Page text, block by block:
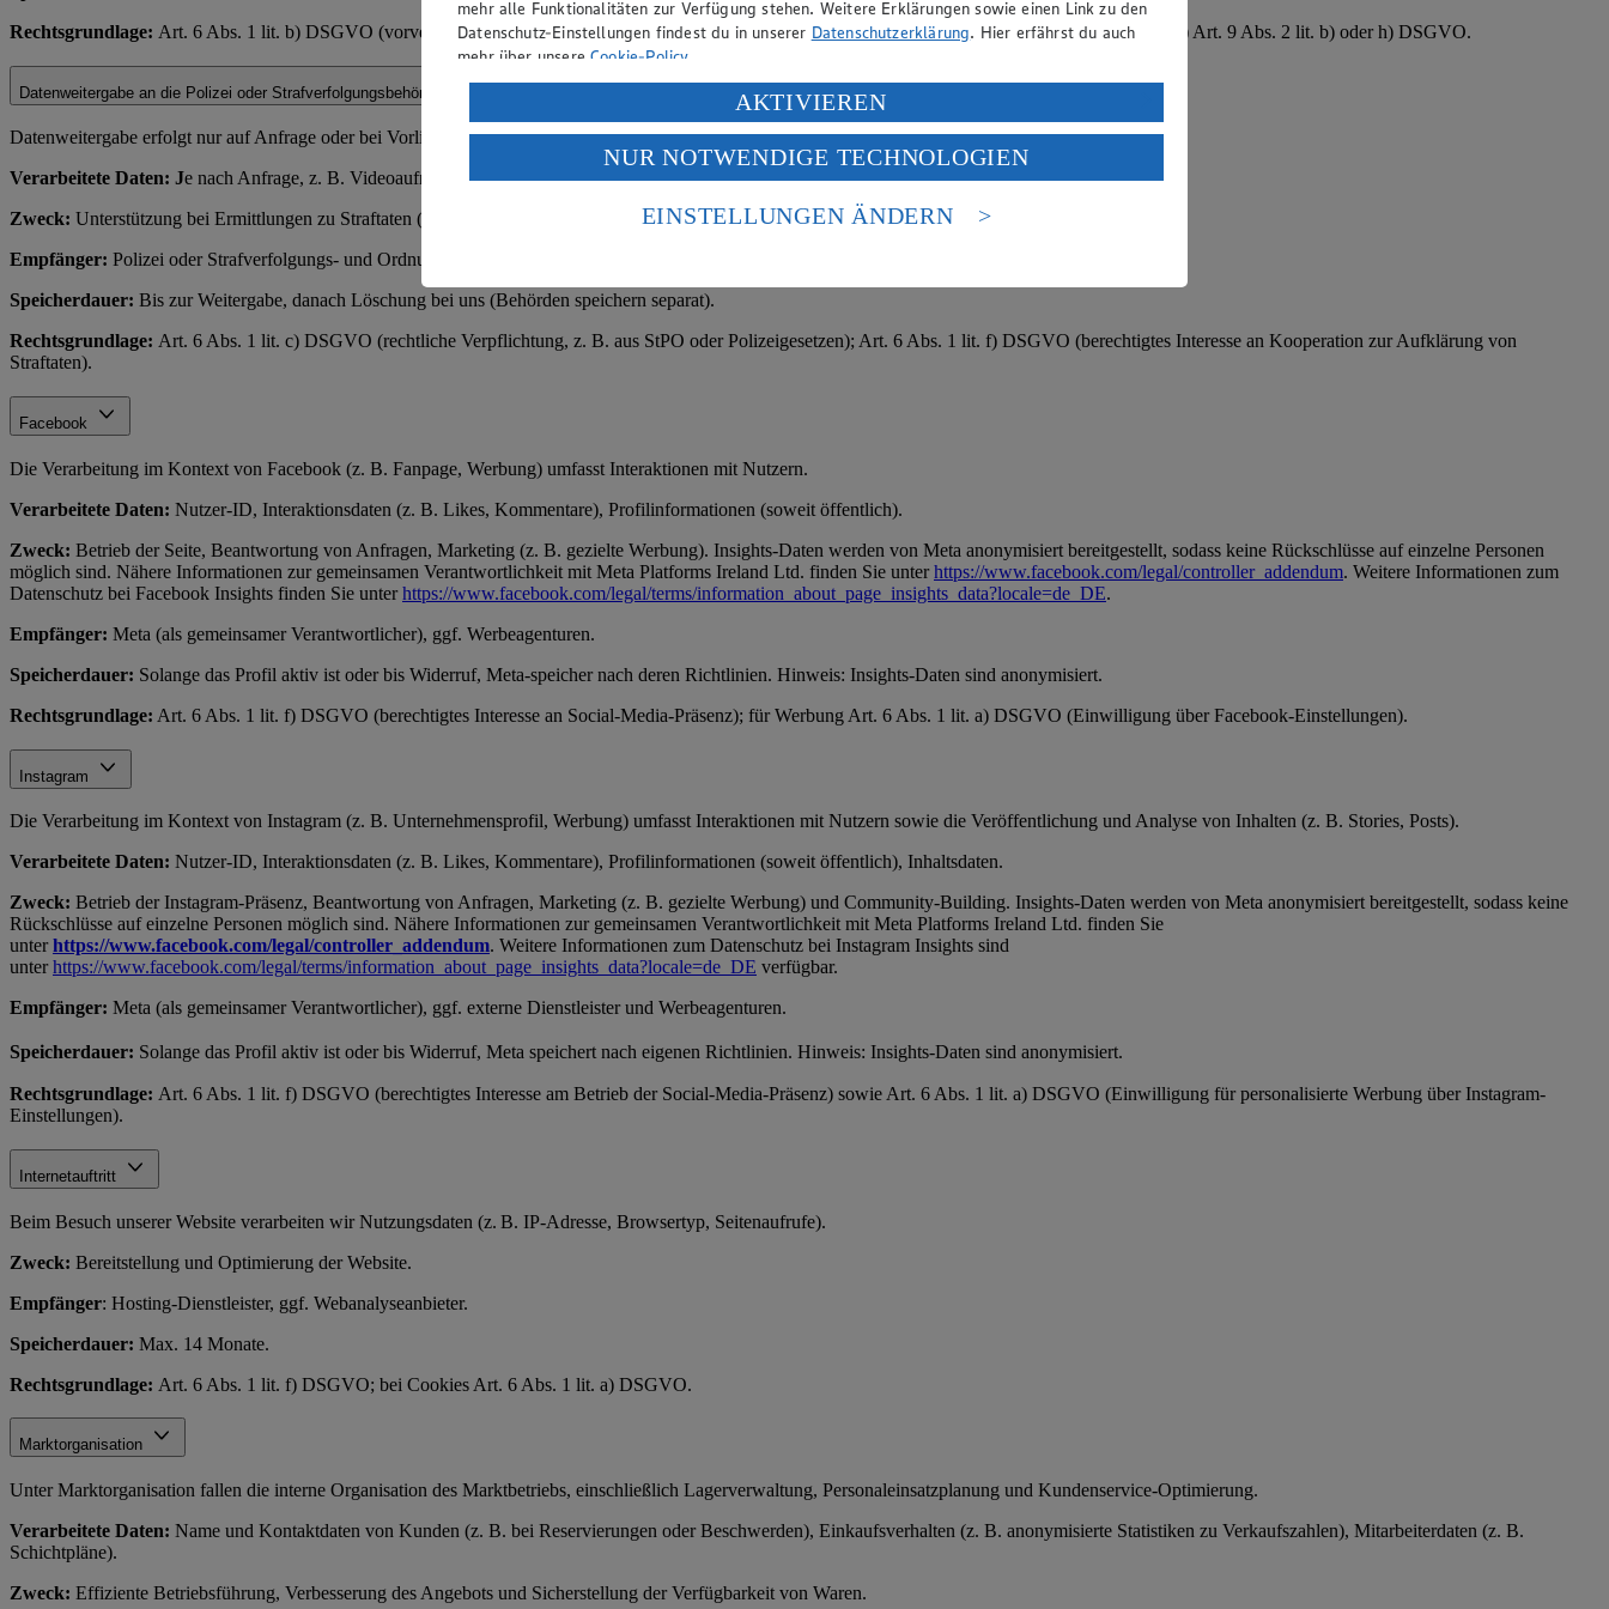
Rechtsgrundlage: Art. 6 Abs. 1 lit. b) DSGVO (vorvertragliche Maßnahmen); § 26 BDSG (Bewerbungsverfahren); bei sensiblen Daten (z. B. Gesundheit) Art. 9 Abs. 2 lit. b) oder h) DSGVO.
Datenweitergabe an die Polizei oder Strafverfolgungsbehörden
Datenweitergabe erfolgt nur auf Anfrage oder bei Vorliegen eines rechtlichen Grunds.
Verarbeitete Daten: Je nach Anfrage, z. B. Videoaufnahmen, Zahlungsdaten oder Kundendaten.
Zweck: Unterstützung bei Ermittlungen zu Straftaten (z. B. Diebstahl).
Empfänger: Polizei oder Strafverfolgungs- und Ordnungsbehörden.
Speicherdauer: Bis zur Weitergabe, danach Löschung bei uns (Behörden speichern separat).
Rechtsgrundlage: Art. 6 Abs. 1 lit. c) DSGVO (rechtliche Verpflichtung, z. B. aus StPO oder Polizeigesetzen); Art. 6 Abs. 1 lit. f) DSGVO (berechtigtes Interesse an Kooperation zur Aufklärung von
Straftaten).
Facebook
Die Verarbeitung im Kontext von Facebook (z. B. Fanpage, Werbung) umfasst Interaktionen mit Nutzern.
Verarbeitete Daten: Nutzer-ID, Interaktionsdaten (z. B. Likes, Kommentare), Profilinformationen (soweit öffentlich).
Zweck: Betrieb der Seite, Beantwortung von Anfragen, Marketing (z. B. gezielte Werbung). Insights-Daten werden von Meta anonymisiert bereitgestellt, sodass keine Rückschlüsse auf einzelne Personen
möglich sind. Nähere Informationen zur gemeinsamen Verantwortlichkeit mit Meta Platforms Ireland Ltd. finden Sie unterhttps://www.facebook.com/legal/controller_addendum. Weitere Informationen zum
Datenschutz bei Facebook Insights finden Sie unterhttps://www.facebook.com/legal/terms/information_about_page_insights_data?locale=de_DE.
Empfänger: Meta (als gemeinsamer Verantwortlicher), ggf. Werbeagenturen.
Speicherdauer: Solange das Profil aktiv ist oder bis Widerruf, Meta-speicher nach deren Richtlinien. Hinweis: Insights-Daten sind anonymisiert.
Rechtsgrundlage: Art. 6 Abs. 1 lit. f) DSGVO (berechtigtes Interesse an Social-Media-Präsenz); für Werbung Art. 6 Abs. 1 lit. a) DSGVO (Einwilligung über Facebook-Einstellungen).
Instagram
Die Verarbeitung im Kontext von Instagram (z. B. Unternehmensprofil, Werbung) umfasst Interaktionen mit Nutzern sowie die Veröffentlichung und Analyse von Inhalten (z. B. Stories, Posts).
Verarbeitete Daten: Nutzer-ID, Interaktionsdaten (z. B. Likes, Kommentare), Profilinformationen (soweit öffentlich), Inhaltsdaten.
Zweck: Betrieb der Instagram-Präsenz, Beantwortung von Anfragen, Marketing (z. B. gezielte Werbung) und Community-Building. Insights-Daten werden von Meta anonymisiert bereitgestellt, sodass keine
Rückschlüsse auf einzelne Personen möglich sind. Nähere Informationen zur gemeinsamen Verantwortlichkeit mit Meta Platforms Ireland Ltd. finden Sie
unterhttps://www.facebook.com/legal/controller_addendum. Weitere Informationen zum Datenschutz bei Instagram Insights sind
unterhttps://www.facebook.com/legal/terms/information_about_page_insights_data?locale=de_DE verfügbar.
Empfänger: Meta (als gemeinsamer Verantwortlicher), ggf. externe Dienstleister und Werbeagenturen.
Speicherdauer: Solange das Profil aktiv ist oder bis Widerruf, Meta speichert nach eigenen Richtlinien. Hinweis: Insights-Daten sind anonymisiert.
Rechtsgrundlage: Art. 6 Abs. 1 lit. f) DSGVO (berechtigtes Interesse am Betrieb der Social-Media-Präsenz) sowie Art. 6 Abs. 1 lit. a) DSGVO (Einwilligung für personalisierte Werbung über Instagram-
Einstellungen).
Internetauftritt
Beim Besuch unserer Website verarbeiten wir Nutzungsdaten (z. B. IP-Adresse, Browsertyp, Seitenaufrufe).
Zweck: Bereitstellung und Optimierung der Website.
Empfänger: Hosting-Dienstleister, ggf. Webanalyseanbieter.
Speicherdauer: Max. 14 Monate.
Rechtsgrundlage: Art. 6 Abs. 1 lit. f) DSGVO; bei Cookies Art. 6 Abs. 1 lit. a) DSGVO.
Marktorganisation
Unter Marktorganisation fallen die interne Organisation des Marktbetriebs, einschließlich Lagerverwaltung, Personaleinsatzplanung und Kundenservice-Optimierung.
Verarbeitete Daten: Name und Kontaktdaten von Kunden (z. B. bei Reservierungen oder Beschwerden), Einkaufsverhalten (z. B. anonymisierte Statistiken zu Verkaufszahlen), Mitarbeiterdaten (z. B.
Schichtpläne).
Zweck: Effiziente Betriebsführung, Verbesserung des Angebots und Sicherstellung der Verfügbarkeit von Waren.
mehr alle Funktionalitäten zur Verfügung stehen. Weitere Erklärungen sowie einen Link zu den
Datenschutz-Einstellungen findest du in unserer Datenschutzerklärung. Hier erfährst du auch
mehr über unsereCookie-Policy.
Verarbeitung deiner personenbezogenen Daten in den USA durch Facebook und YouTube:
Wenn du auf „Aktivieren“ klickst, willigst du im Sinne des Art. 49 Abs. 1 Satz 1 lit. a) DSGVO
ein, dass deine Daten in den USA verarbeitet werden. Der EuGH sieht die USA als Land mit
einem nach europäischen Standards nicht angemessenen Datenschutzniveau an. Es besteht das
Risiko eines Zugriffs durch US-amerikanische Behörden.
AKTIVIEREN
NUR NOTWENDIGE TECHNOLOGIEN
EINSTELLUNGEN ÄNDERN